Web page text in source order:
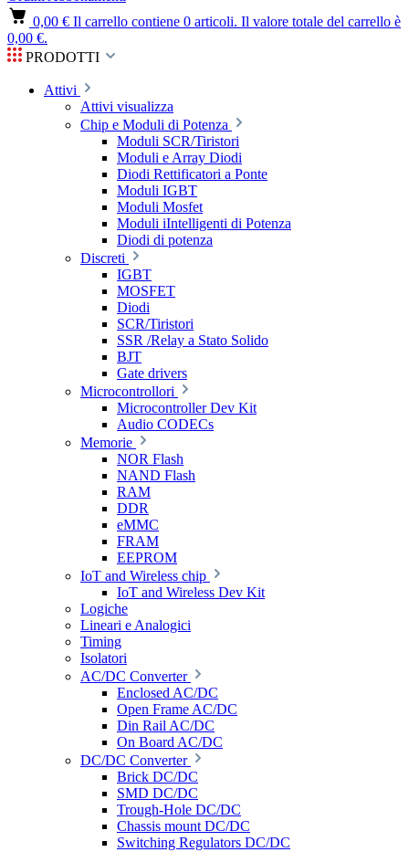
0,00 € Il carrello contiene 0 articoli. Il valore totale del carrello è
0,00 €.
PRODOTTI
Attivi
Attivi visualizza
Chip e Moduli di Potenza
Moduli SCR/Tiristori
Moduli e Array Diodi
Diodi Rettificatori a Ponte
Moduli IGBT
Moduli Mosfet
Moduli iIntelligenti di Potenza
Diodi di potenza
Discreti
IGBT
MOSFET
Diodi
SCR/Tiristori
SSR /Relay a Stato Solido
BJT
Gate drivers
Microcontrollori
Microcontroller Dev Kit
Audio CODECs
Memorie
NOR Flash
NAND Flash
RAM
DDR
eMMC
FRAM
EEPROM
IoT and Wireless chip
IoT and Wireless Dev Kit
Logiche
Lineari e Analogici
Timing
Isolatori
AC/DC Converter
Enclosed AC/DC
Open Frame AC/DC
Din Rail AC/DC
On Board AC/DC
DC/DC Converter
Brick DC/DC
SMD DC/DC
Trough-Hole DC/DC
Chassis mount DC/DC
Switching Regulators DC/DC